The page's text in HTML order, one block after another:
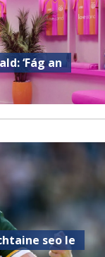
‘Fág an
seo le